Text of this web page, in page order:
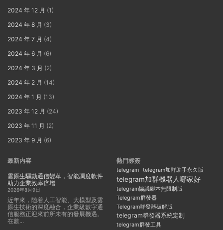
2024 年 12 月 (1)
2024 年 8 月 (3)
2024 年 7 月 (4)
2024 年 6 月 (6)
2024 年 3 月 (2)
2024 年 2 月 (14)
2024 年 1 月 (13)
2023 年 12 月 (24)
2023 年 11 月 (2)
2023 年 9 月 (6)
最新内容
雲原生驅動通信變革，智能調度軟件
助力企業效率倍增
2026年8月9日
近年來，随着人工智能、大模型及雲
原生技術的深度融合，企業級數字通
信服務正迎來前所未有的發展機遇。
在數...
熱門标簽
telegram telegram加群助手永久版
telegram加群機器人哪家好
telegram協議腳本無限制版
Telegram群發器
Telegram群發器破解版
telegram群發器系統定制
telegram群發工具